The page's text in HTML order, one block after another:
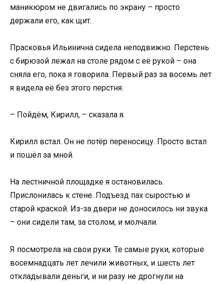
маникюром не двигались по экрану – просто
держали его, как щит.
Прасковья Ильинична сидела неподвижно. Перстень
с бирюзой лежал на столе рядом с её рукой – она
сняла его, пока я говорила. Первый раз за восемь лет
я видела её без этого перстня.
– Пойдём, Кирилл, – сказала я.
Кирилл встал. Он не потёр переносицу. Просто встал
и пошёл за мной.
На лестничной площадке я остановилась.
Прислонилась к стене. Подъезд пах сыростью и
старой краской. Из-за двери не доносилось ни звука
– они сидели там, за столом, и молчали.
Я посмотрела на свои руки. Те самые руки, которые
восемнадцать лет лечили животных, и шесть лет
откладывали деньги, и ни разу не дрогнули на